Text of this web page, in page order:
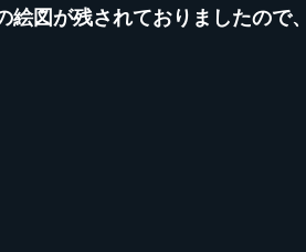
絵図が残されておりましたので